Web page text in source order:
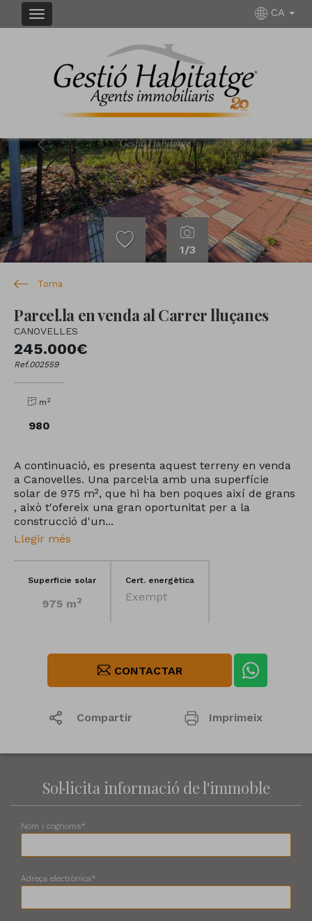
CA
1/3
Previous Next
Torna
Parcel.la en venda al Carrer lluçanes
CANOVELLES
245.000€
Ref.002559
m 2
980
A continuació, es presenta aquest terreny en venda
a Canovelles. Una parcel·la amb una superfície
solar de 975 m², que hi ha ben poques així de grans
, això t'ofereix una gran oportunitat per a la
construcció d'un...
Llegir més
Superficie solar
975 m2
Cert. energètica
Exempt
CONTACTAR
Compartir Imprimeix
Sol·licita informació de l'immoble
Nom i cognoms*
Adreça electrònica*